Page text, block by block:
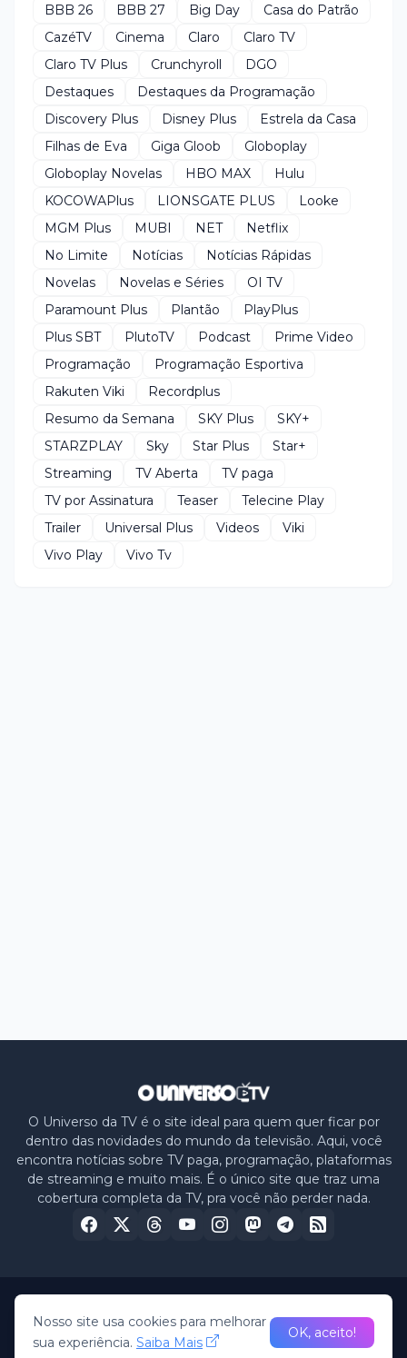
BBB 26
BBB 27 Big Day
Casa do Patrão
CazéTV
Cinema Claro
Claro TV
Claro TV Plus
Crunchyroll
DGO
Destaques
Destaques da Programação
Discovery Plus
Disney Plus
Estrela da Casa
Filhas de Eva
Giga Gloob
Globoplay
Globoplay Novelas
HBO MAX
Hulu
KOCOWAPlus
LIONSGATE PLUS
Looke
MGM Plus
MUBI NET
Netflix
No Limite
Notícias
Notícias Rápidas
Novelas
Novelas e Séries
OI TV
Paramount Plus
Plantão
PlayPlus
Plus SBT
PlutoTV Podcast
Prime Video
Programação
Programação Esportiva
Rakuten Viki
Recordplus
Resumo da Semana
SKY Plus
SKY+
STARZPLAY
Sky Star Plus
Star+
Streaming
TV Aberta
TV paga
TV por Assinatura
Teaser
Telecine Play
Trailer
Universal Plus Videos
Viki
Vivo Play
Vivo Tv
O Universo da TV é o site ideal para quem quer ficar por
dentro das novidades do mundo da televisão. Aqui, você
encontra notícias sobre TV paga, programação, plataformas
de streaming e muito mais. É o único site que traz uma
cobertura completa da TV, pra você não perder nada.
© 2026 -O Universo da TV • All Rights Reserved
HomeSobre nósPolítica de PrivacidadeContato
Nosso site usa cookies para melhorar
sua experiência. Saiba Mais
OK, aceito!